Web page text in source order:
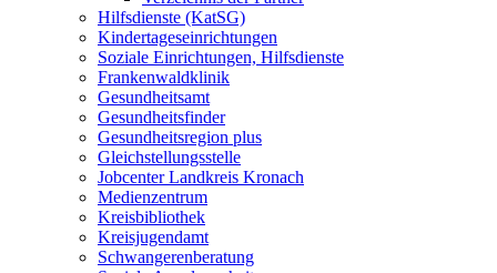
Hilfsdienste (KatSG)
Kindertageseinrichtungen
Soziale Einrichtungen, Hilfsdienste
Frankenwaldklinik
Gesundheitsamt
Gesundheitsfinder
Gesundheitsregion plus
Gleichstellungsstelle
Jobcenter Landkreis Kronach
Medienzentrum
Kreisbibliothek
Kreisjugendamt
Schwangerenberatung